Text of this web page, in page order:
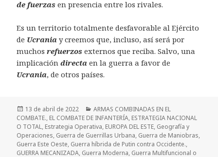
de fuerzas en presencia entre los rivales.
Es un territorio totalmente desfavorable al Ejército
de Ucrania y creemos que, incluso, así será por
muchosrefuerzos externos que reciba. Salvo, una
implicacióndirectaen la guerra a favor de
Ucrania, de otros países.
Publicado
el
13 de abril de 2022 Categorías
ARMAS COMBINADAS EN EL
COMBATE., EL COMBATE DE INFANTERÍA, ESTRATEGIA NACIONAL
O TOTAL, Estrategia Operativa, EUROPA DEL ESTE, Geografía y
Operaciones, Guerra de Guerrillas Urbana, Guerra de Maniobras,
Guerra Este Oeste, Guerra híbrida de Putin contra Occidente.,
GUERRA MECANIZADA, Guerra Moderna, Guerra Multifuncional o